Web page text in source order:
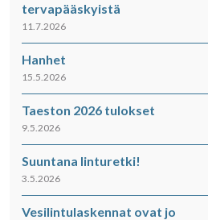
tervapääskyistä
11.7.2026
Hanhet
15.5.2026
Taeston 2026 tulokset
9.5.2026
Suuntana linturetki!
3.5.2026
Vesilintulaskennat ovat jo